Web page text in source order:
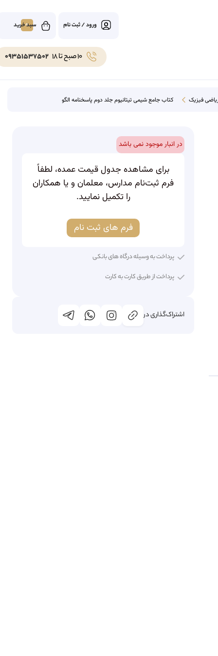
ورود / ثبت نام 0
10 صبح تا 18 09351537502
فیزیک کتاب جامع شیمی تیتانیوم جلد دوم پاسخنامه الگو
در انبار موجود نمی باشد
برای مشاهده جدول قیمت عمده، لطفاً
فرم ثبت‌نام مدارس، معلمان و یا همکاران
را تکمیل نمایید.
فرم های ثبت نام
پرداخت به وسیله درگاه های بانکی
پرداخت از طریق کارت به کارت
اشتراک‌گذاری در